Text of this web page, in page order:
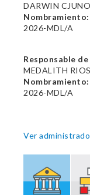
DARWIN
Nombramiento:
2026-MDL/A
Responsable
MEDALITH
Nombramiento:
2026-MDL/A
Ver